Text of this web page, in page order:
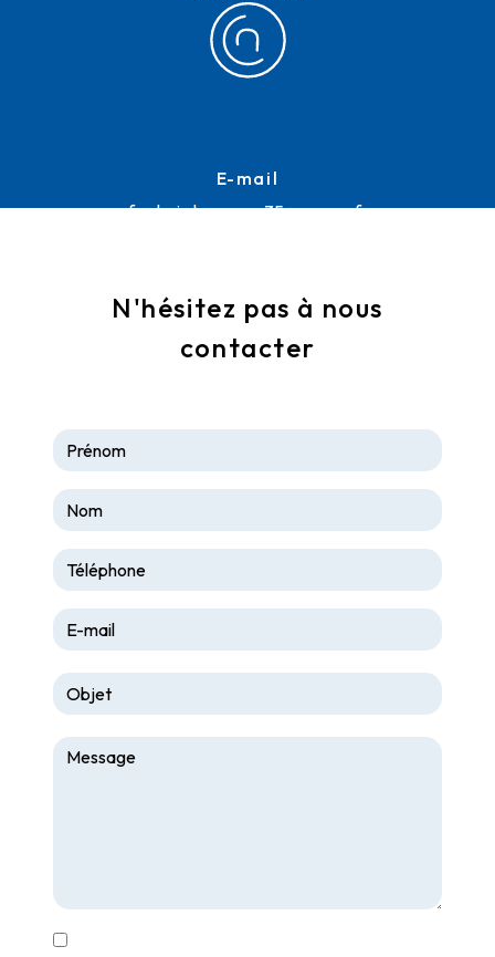
E-mail
frederic.lemoussu35@orange.fr
N'hésitez pas à nous
contacter